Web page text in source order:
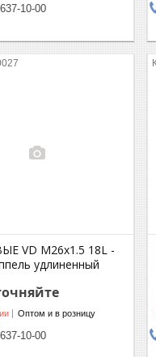
10-00
VD M26x1.5 18L -
удлиненный
Оптом и в розницу
10-00